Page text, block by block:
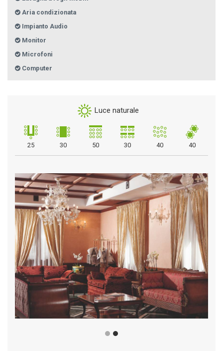
Aria condizionata
Impianto Audio
Monitor
Microfoni
Computer
Luce naturale
25 30 50 30 40 40